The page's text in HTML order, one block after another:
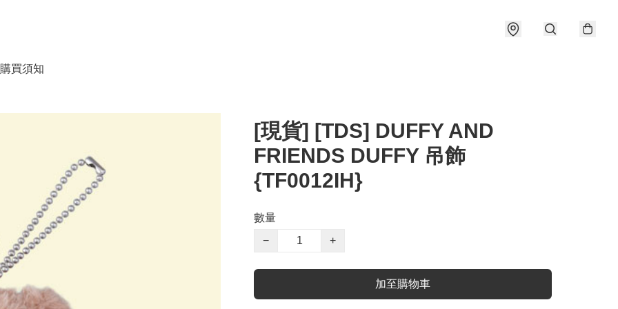
購買須知
[現貨] [TDS] DUFFY AND
FRIENDS DUFFY 吊飾
{TF0012IH}
數量
−
+
加至購物車